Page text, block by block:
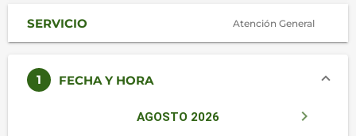
SERVICIO Atención General
1 FECHA Y HORA
AGOSTO 2026 keyboard_arrow_right